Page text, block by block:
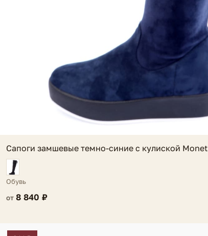
Сапоги замшевые темно-синие с кулиской Monet
Обувь
от 8 840 ₽